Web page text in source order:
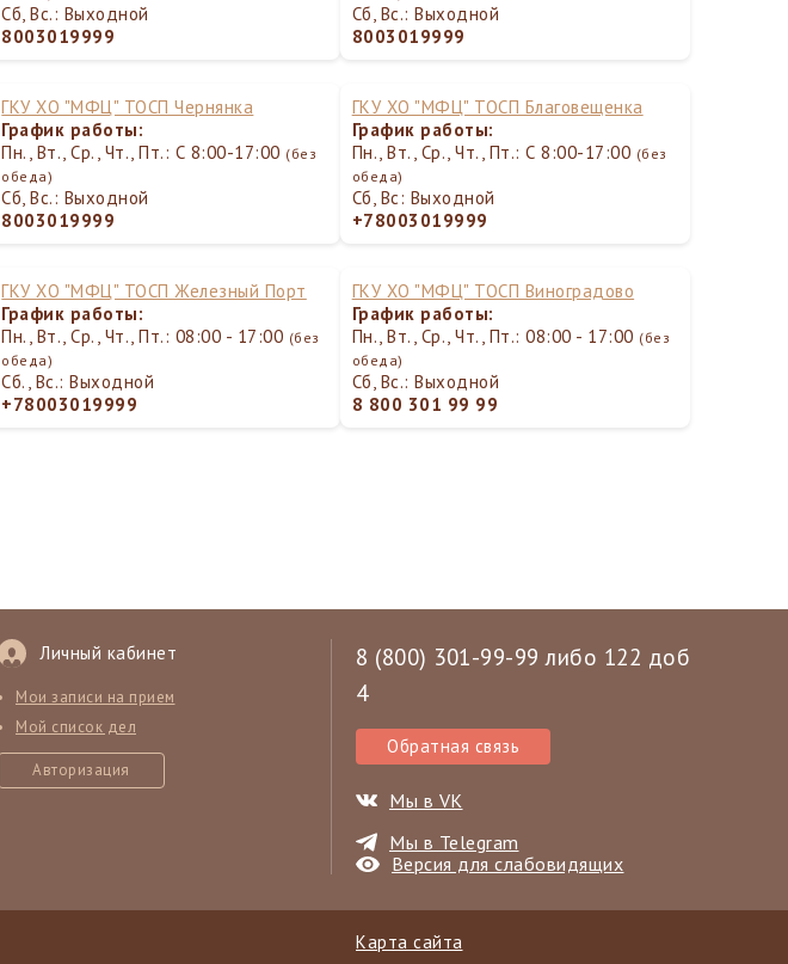
Сб, Вс.: Выходной
8003019999
Сб, Вс.: Выходной
8003019999
ГКУ ХО "МФЦ" ТОСП Чернянка
График работы:
Пн., Вт., Ср., Чт., Пт.: С 8:00-17:00 (без
обеда)
Сб, Вс.: Выходной
8003019999
ГКУ ХО "МФЦ" ТОСП Благовещенка
График работы:
Пн., Вт., Ср., Чт., Пт.: С 8:00-17:00 (без
обеда)
Сб, Вс: Выходной
+78003019999
ГКУ ХО "МФЦ" ТОСП Железный Порт
График работы:
Пн., Вт., Ср., Чт., Пт.: 08:00 - 17:00 (без
обеда)
Сб., Вс.: Выходной
+78003019999
ГКУ ХО "МФЦ" ТОСП Виноградово
График работы:
Пн., Вт., Ср., Чт., Пт.: 08:00 - 17:00 (без
обеда)
Сб, Вс.: Выходной
8 800 301 99 99
Личный кабинет
Мои записи на прием
Мой список дел
Авторизация
8 (800) 301-99-99 либо 122 доб
4
Обратная связь
Мы в VK
Мы в Telegram
Версия для слабовидящих
Карта сайта